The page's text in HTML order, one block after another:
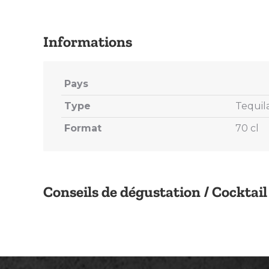
Conseils de dégustation / Cocktail
Pays
Type
Format
70 cl